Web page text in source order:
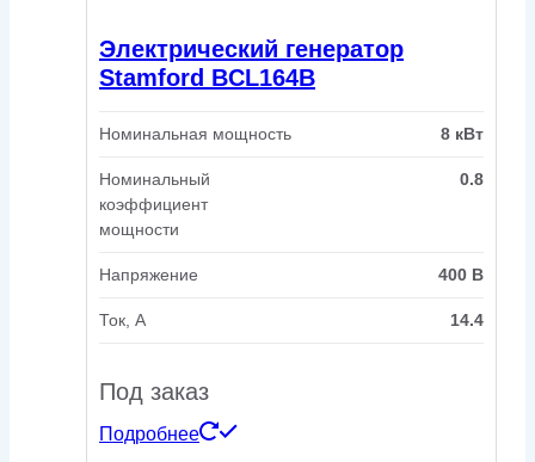
Электрический генератор
Stamford BCL164B
Номинальная мощность 8 кВт
Номинальный
коэффициент
мощности
0.8
Напряжение 400 В
Ток, А 14.4
Под заказ
Подробнее